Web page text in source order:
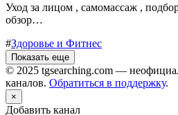
Уход за лицом , самомассаж ,
обзор…
#Здоровье и Фитнес
Показать еще
© 2025 tgsearching.com —
каналов. Обратиться в поддержку.
×
Добавить канал